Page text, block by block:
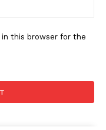
in this browser for the